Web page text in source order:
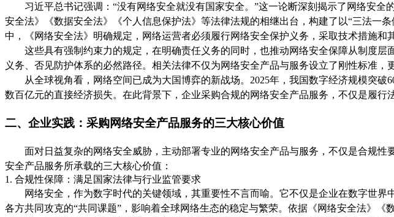
习近平总书记强调： “没有网络安全就没有国家安全。”这一论断深刻揭示了网络安
安全法》《数据安全法》《个人信息保护法》等法律法规的相继出台，构建了以“三法一
中，《网络安全法》明确规定，网络运营者必须履行网络安全保护义务，采取技术措施和
这些具有强制约束力的规定，在明确责任义务的同时，也推动网络安全保障从制度
义务、否见防护体系的必然路径。相关法律不仅为网络安全产品与服务设立了刚性标准
从全球视角看，网络空间已成为大国博弈的新战场。 2025年，我国数字经济规模突破
数百亿元的直接经济损失。在此背景下，企业采购合规的网络安全产品服务，不仅是履行
二、企业实践：采购网络安全产品服务的三大核心价值
面对日益复杂的网络安全威胁，主动部署专业的网络安全产品与服务，不仅是合规
安全产品服务所承载的三大核心价值：
1. 合规性保障：满足国家法律与行业监管要求
网络安全，作为数字时代的关键领域，其重要性不言而喻。它不仅是企业在数字世界
各方共同攻克的“共同课题”，影响着全球网络生态的稳定与繁荣。依据《网络安全法》《